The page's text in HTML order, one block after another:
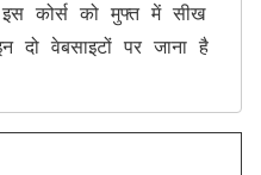
कोर्स को मुफ्त में सीख
वेबसाइटों पर जाना है